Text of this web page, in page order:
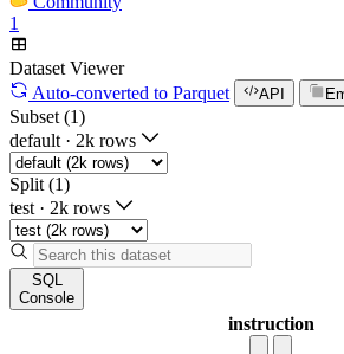
1
Dataset Viewer
Auto-converted to Parquet API
Subset (1)
default · 2k rows
Split (1)
test · 2k rows
SQL
Console
instruction